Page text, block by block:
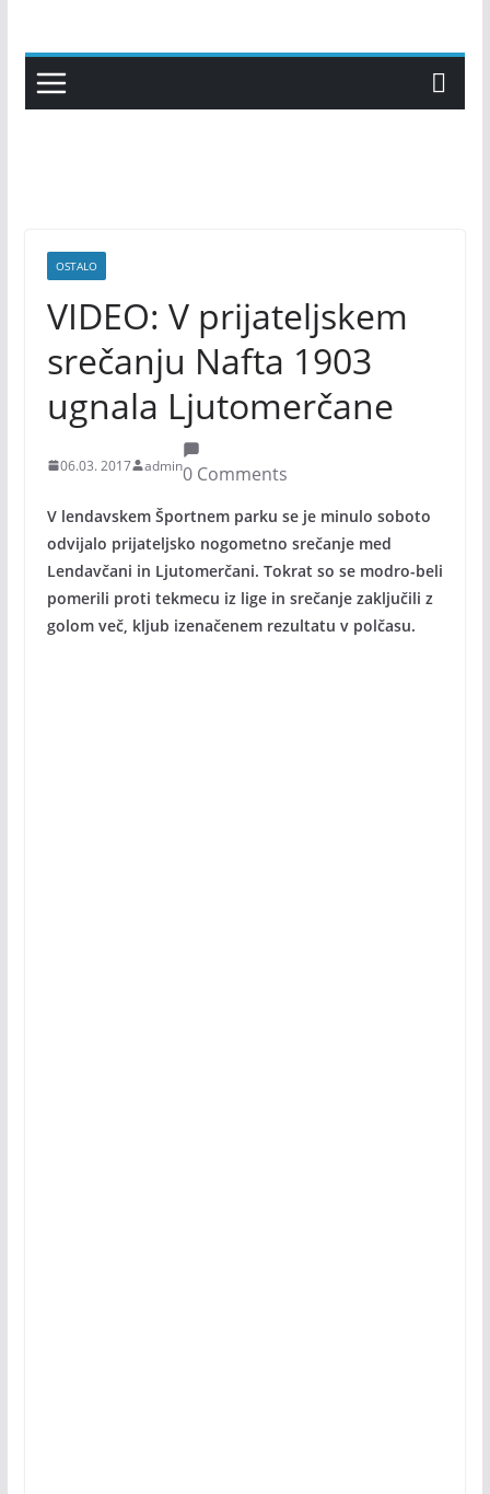
content
OSTALO
VIDEO: V prijateljskem
srečanju Nafta 1903
ugnala Ljutomerčane
06.03. 2017 admin0 Comments
V lendavskem Športnem parku se je minulo soboto
odvijalo prijateljsko nogometno srečanje med
Lendavčani in Ljutomerčani. Tokrat so se modro-beli
pomerili proti tekmecu iz lige in srečanje zaključili z
golom več, kljub izenačenem rezultatu v polčasu.